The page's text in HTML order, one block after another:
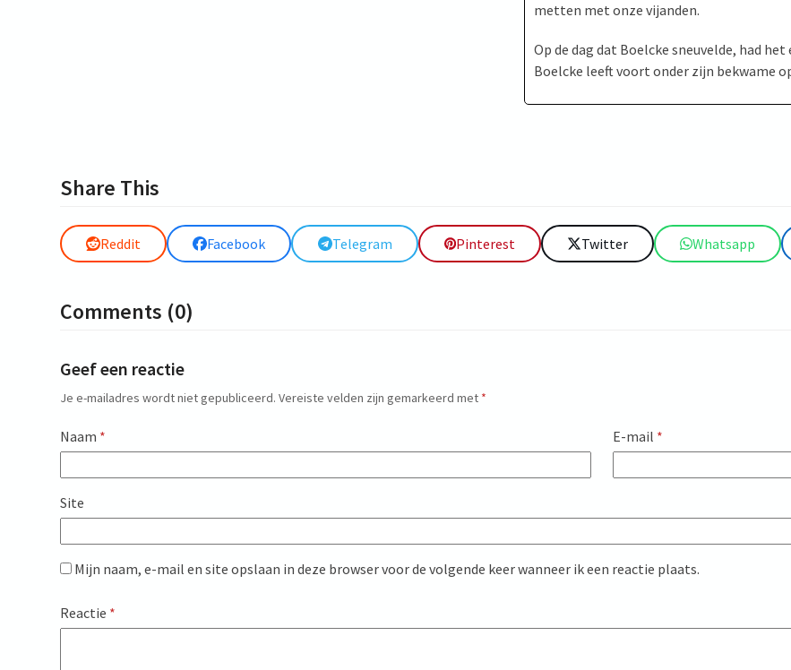
metten met onze vijanden.
Op de dag dat Boelcke sneuvelde, had
Boelcke leeft voort onder zijn bekwame
Share This
Reddit Facebook Telegram Pinterest Twitter Whatsapp
Comments (0)
Geef een reactie
Je e-mailadres wordt niet gepubliceerd. Vereiste velden zijn gemarkeerd met *
Naam * E-mail *
Site
Mijn naam, e-mail en site opslaan in deze browser voor de volgende keer wanneer ik een reactie plaats.
Reactie *